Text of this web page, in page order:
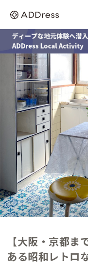
【大阪・京都
ある昭和レトロ